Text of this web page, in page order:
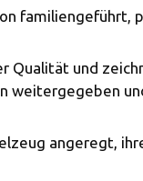
Qualität und
weitergegeben
angeregt,